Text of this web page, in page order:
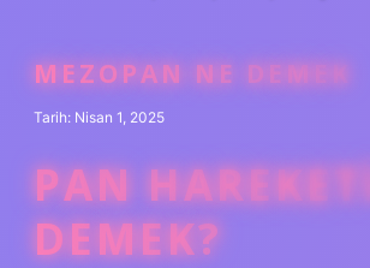
MEZOPAN NE DEMEK
Tarih: Nisan 1, 2025
PAN
DEMEK?